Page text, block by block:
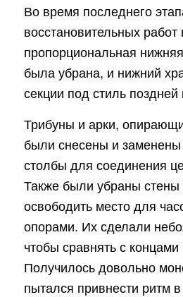
Во время последнего
восстановительных работ
пропорциональная
была убрана, и нижний
секции под стиль поздней
Трибуны и арки,
были снесены и
столбы для соединения
Также были убраны стены
освободить место для
опорами. Их сделали
чтобы сравнять с
Получилось довольно
пытался привнести ритм в